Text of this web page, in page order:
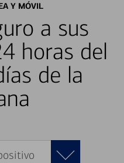
Y MÓVIL
a sus
horas del
de la